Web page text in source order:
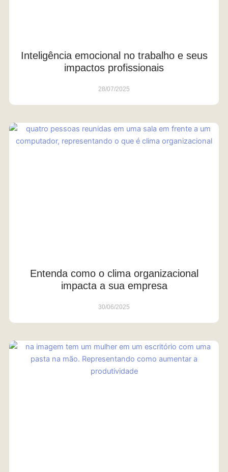
Inteligência emocional no trabalho e seus
impactos profissionais
28/07/2025
Entenda como o clima organizacional
impacta a sua empresa
30/06/2025